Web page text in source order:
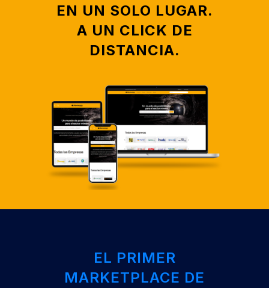
EN UN SOLO LUGAR.
A UN CLICK DE
DISTANCIA.
EL PRIMER
MARKETPLACE DE